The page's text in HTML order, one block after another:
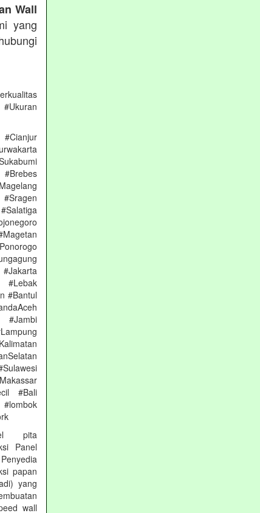
Wall
yang
#Brebes
#Lebak
#Bantul
#Jambi
#Bali
pita
Panel
papan
yang
wall